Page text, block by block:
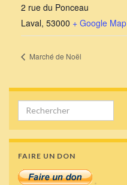
2 rue du Ponceau
Laval, 53000 + Google Map
Marché de Noël
Search for:
FAIRE UN DON